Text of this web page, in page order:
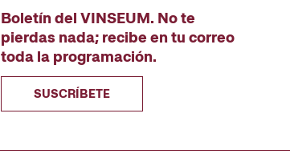
Boletín del VINSEUM. No te
pierdas nada; recibe en tu correo
toda la programación.
SUSCRÍBETE